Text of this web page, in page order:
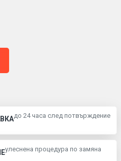
до 24 часа след потвърждение
улеснена процедура по замяна